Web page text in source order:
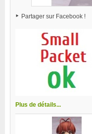
Partager sur Facebook !
Plus de détails...